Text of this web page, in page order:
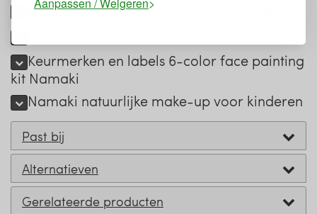
Gebruik natuurlijke schmink voor kinderen
Keurmerken en labels 6-color face painting
kit Namaki
Namaki natuurlijke make-up voor kinderen
Past bij
Alternatieven
Gerelateerde producten